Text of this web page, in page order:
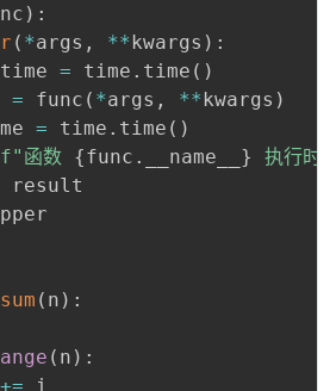
) :
( *args , **kwargs ) :
= time . time ( )
= func ( *args , **kwargs )
= time . time ( )
f"函数 {func . __name__ }
执行
result
( n ) :
( n ) :
+= i